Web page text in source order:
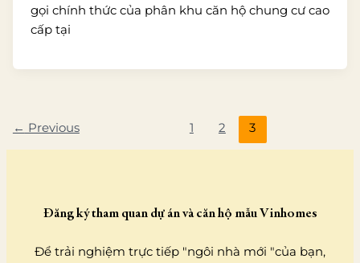
gọi chính thức của phân khu căn hộ chung cư cao
cấp tại
← Previous 1 2 3
Đăng ký tham quan dự án và căn hộ mẫu Vinhomes
Để trải nghiệm trực tiếp "ngôi nhà mới "của bạn,